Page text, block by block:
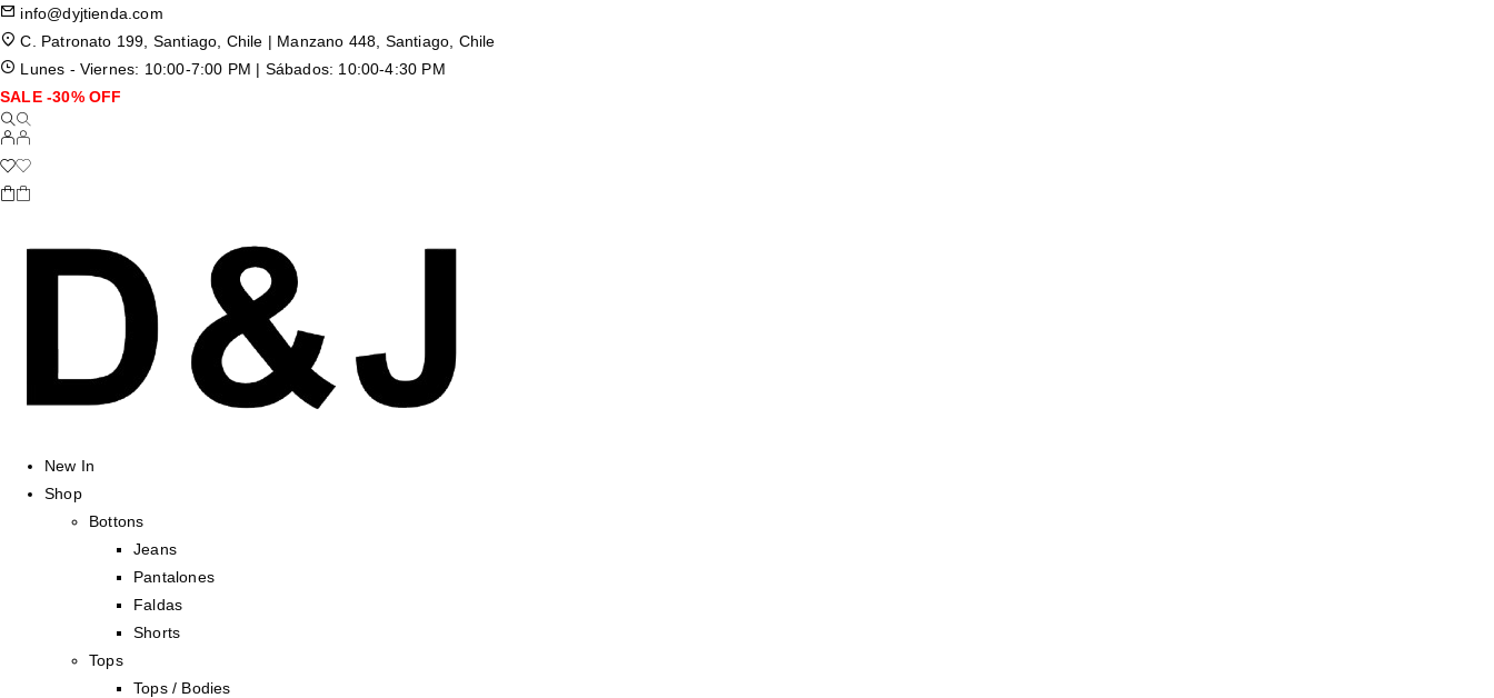
info@dyjtienda.com
C. Patronato 199, Santiago, Chile | Manzano 448, Santiago, Chile
Lunes - Viernes: 10:00-7:00 PM | Sábados: 10:00-4:30 PM
SALE -30% OFF
New In
Shop
Bottons
Jeans
Pantalones
Faldas
Shorts
Tops
Tops / Bodies